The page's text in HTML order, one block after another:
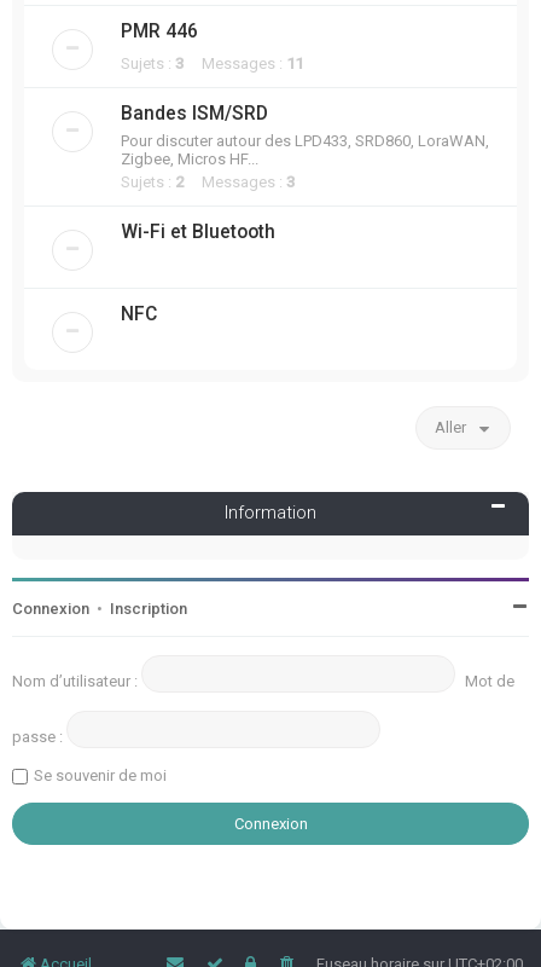
PMR 446
Sujets : 3 Messages : 11
Bandes ISM/SRD
Pour discuter autour des LPD433, SRD860, LoraWAN,
Zigbee, Micros HF...
Sujets : 2 Messages : 3
Wi-Fi et Bluetooth
NFC
Aller
Information
Connexion • Inscription
Nom d’utilisateur : Mot de
passe :
Se souvenir de moi